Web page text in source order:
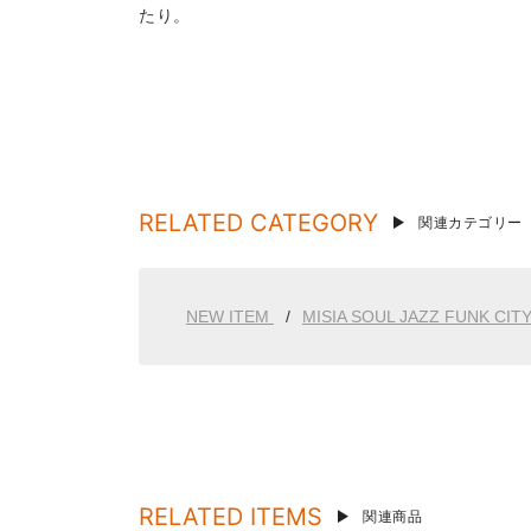
たり。
RELATED CATEGORY 関連カテゴリー
NEW ITEM MISIA SOUL JAZZ FUNK
RELATED ITEMS 関連商品